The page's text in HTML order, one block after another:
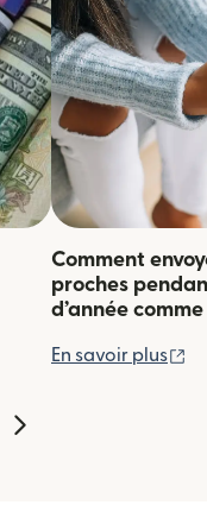
nouvelle fenêtre)
Comment
proches
d’année
En savoir plus